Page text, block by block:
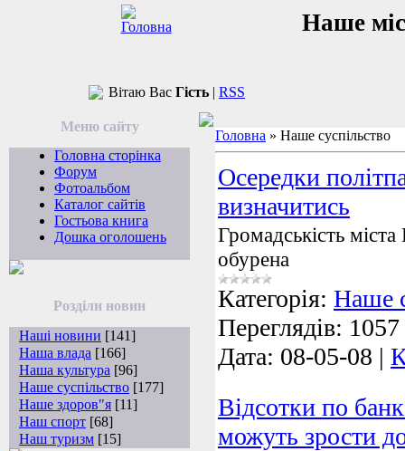
Наше
Вітаю Вас Гість | RSS
Меню сайту
Головна сторінка
Форум
Фотоальбом
Каталог сайтів
Гостьова книга
Дошка оголошень
Розділи новин
Наші новини [141]
Наша влада [166]
Наша культура [96]
Наше суспільство [177]
Наше здоров"я [11]
Наш спорт [68]
Наш туризм [15]
Головна » Наше суспільство
Осередки
визначитись
Громадськість
обурена
Категорія: Наше
Переглядів: 1057
Дата: 08-05-08 |
Відсотки по
можуть зрости